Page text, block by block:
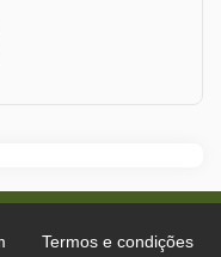
Termos e condições